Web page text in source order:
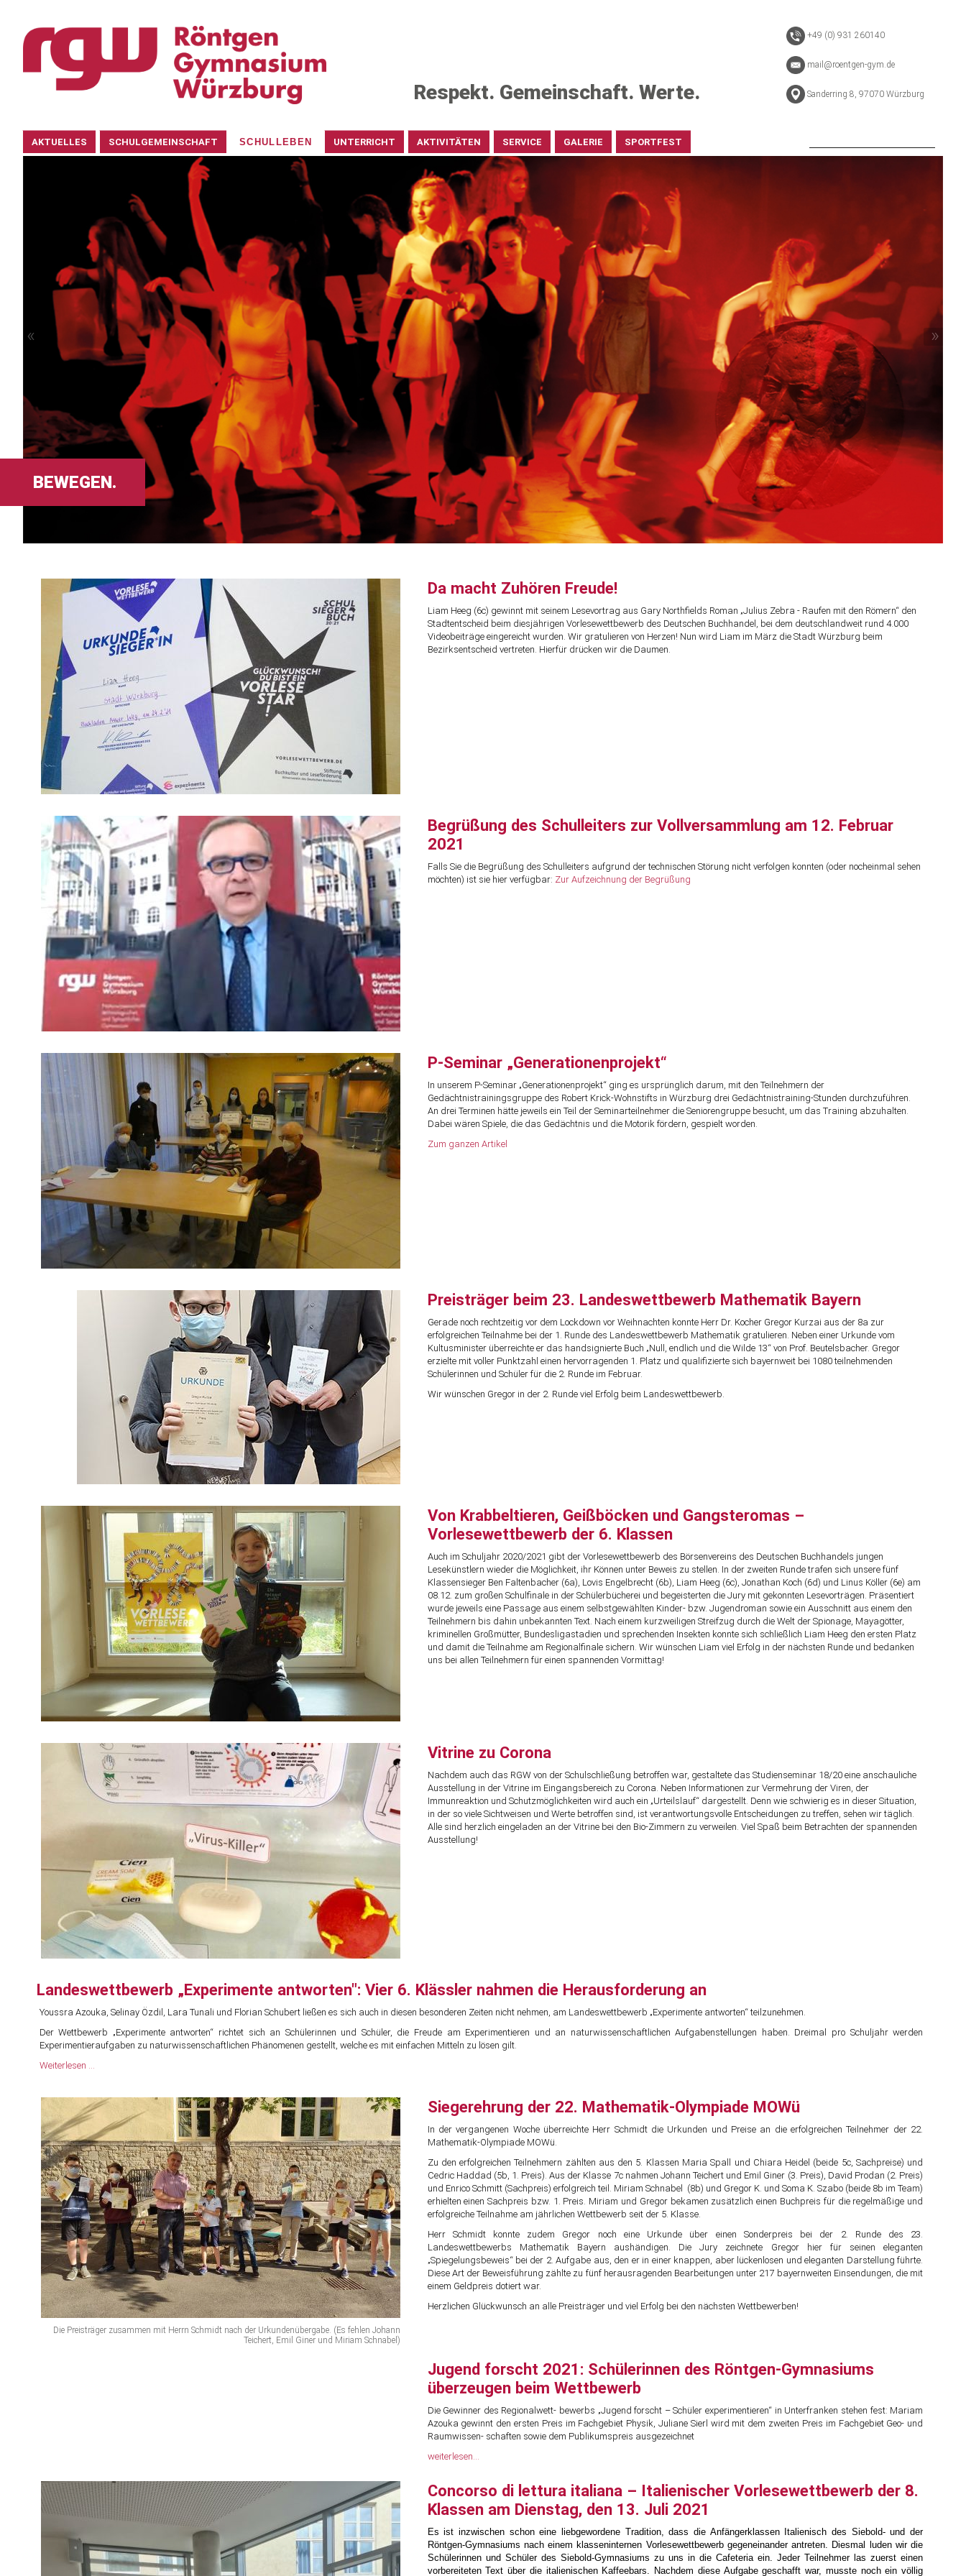
Respekt. Gemeinschaft. Werte.
+49 (0) 931 260140
mail@roentgen-gym.de
Sanderring 8, 97070 Würzburg
überspringen
AKTUELLES SCHULGEMEINSCHAFT SCHULLEBEN UNTERRICHT AKTIVITÄTEN SERVICE GALERIE SPORTFEST
EXPERIMENTIEREN.
« »
Da macht Zuhören Freude!
Liam Heeg (6c) gewinnt mit seinem Lesevortrag aus Gary Northfields Roman „Julius Zebra - Raufen mit den Römern“ den
Stadtentscheid beim diesjährigen Vorlesewettbewerb des Deutschen Buchhandel, bei dem deutschlandweit rund 4.000
Videobeiträge eingereicht wurden. Wir gratulieren von Herzen! Nun wird Liam im März die Stadt Würzburg beim
Bezirksentscheid vertreten. Hierfür drücken wir die Daumen.
Begrüßung des Schulleiters zur Vollversammlung am 12. Februar
2021
Falls Sie die Begrüßung des Schulleiters aufgrund der technischen Störung nicht verfolgen konnten (oder nocheinmal sehen
möchten) ist sie hier verfügbar: Zur Aufzeichnung der Begrüßung
P-Seminar „Generationenprojekt“
In unserem P-Seminar „Generationenprojekt“ ging es ursprünglich darum, mit den Teilnehmern der
Gedächtnistrainingsgruppe des Robert Krick-Wohnstifts in Würzburg drei Gedächtnistraining-Stunden durchzuführen.
An drei Terminen hätte jeweils ein Teil der Seminarteilnehmer die Seniorengruppe besucht, um das Training abzuhalten.
Dabei wären Spiele, die das Gedächtnis und die Motorik fördern, gespielt worden.
Zum ganzen Artikel
Preisträger beim 23. Landeswettbewerb Mathematik Bayern
Gerade noch rechtzeitig vor dem Lockdown vor Weihnachten konnte Herr Dr. Kocher Gregor Kurzai aus der 8a zur
erfolgreichen Teilnahme bei der 1. Runde des Landeswettbewerb Mathematik gratulieren. Neben einer Urkunde vom
Kultusminister überreichte er das handsignierte Buch „Null, endlich und die Wilde 13“ von Prof. Beutelsbacher. Gregor
erzielte mit voller Punktzahl einen hervorragenden 1. Platz und qualifizierte sich bayernweit bei 1080 teilnehmenden
Schülerinnen und Schüler für die 2. Runde im Februar.
Wir wünschen Gregor in der 2. Runde viel Erfolg beim Landeswettbewerb.
Von Krabbeltieren, Geißböcken und Gangsteromas –
Vorlesewettbewerb der 6. Klassen
Auch im Schuljahr 2020/2021 gibt der Vorlesewettbewerb des Börsenvereins des Deutschen Buchhandels jungen
Lesekünstlern wieder die Möglichkeit, ihr Können unter Beweis zu stellen. In der zweiten Runde trafen sich unsere fünf
Klassensieger Ben Faltenbacher (6a), Lovis Engelbrecht (6b), Liam Heeg (6c), Jonathan Koch (6d) und Linus Köller (6e) am
08.12. zum großen Schulfinale in der Schülerbücherei und begeisterten die Jury mit gekonnten Lesevorträgen. Präsentiert
wurde jeweils eine Passage aus einem selbstgewählten Kinder- bzw. Jugendroman sowie ein Ausschnitt aus einem den
Teilnehmern bis dahin unbekannten Text. Nach einem kurzweiligen Streifzug durch die Welt der Spionage, Mayagötter,
kriminellen Großmütter, Bundesligastadien und sprechenden Insekten konnte sich schließlich Liam Heeg den ersten Platz
und damit die Teilnahme am Regionalfinale sichern. Wir wünschen Liam viel Erfolg in der nächsten Runde und bedanken
uns bei allen Teilnehmern für einen spannenden Vormittag!
Vitrine zu Corona
Nachdem auch das RGW von der Schulschließung betroffen war, gestaltete das Studienseminar 18/20 eine anschauliche
Ausstellung in der Vitrine im Eingangsbereich zu Corona. Neben Informationen zur Vermehrung der Viren, der
Immunreaktion und Schutzmöglichkeiten wird auch ein „Urteilslauf“ dargestellt. Denn wie schwierig es in dieser Situation,
in der so viele Sichtweisen und Werte betroffen sind, ist verantwortungsvolle Entscheidungen zu treffen, sehen wir täglich.
Alle sind herzlich eingeladen an der Vitrine bei den Bio-Zimmern zu verweilen. Viel Spaß beim Betrachten der spannenden
Ausstellung!
Landeswettbewerb „Experimente antworten": Vier 6. Klässler nahmen die Herausforderung an
Youssra Azouka, Selinay Özdil, Lara Tunali und Florian Schubert ließen es sich auch in diesen besonderen Zeiten nicht nehmen, am Landeswettbewerb „Experimente antworten“ teilzunehmen.
Der Wettbewerb „Experimente antworten“ richtet sich an Schülerinnen und Schüler, die Freude am Experimentieren und an naturwissenschaftlichen Aufgabenstellungen haben. Dreimal pro Schuljahr werden
Experimentieraufgaben zu naturwissenschaftlichen Phänomenen gestellt, welche es mit einfachen Mitteln zu lösen gilt.
Weiterlesen …
Vier
Klässler
nahmen
die
Herausforderung
an
Die Preisträger zusammen mit Herrn Schmidt nach der Urkundenübergabe. (Es fehlen Johann
Teichert, Emil Giner und Miriam Schnabel)
Siegerehrung der 22. Mathematik-Olympiade MOWü
In der vergangenen Woche überreichte Herr Schmidt die Urkunden und Preise an die erfolgreichen Teilnehmer der 22.
Mathematik-Olympiade MOWü.
Zu den erfolgreichen Teilnehmern zählten aus den 5. Klassen Maria Spall und Chiara Heidel (beide 5c, Sachpreise) und
Cedric Haddad (5b, 1. Preis). Aus der Klasse 7c nahmen Johann Teichert und Emil Giner (3. Preis), David Prodan (2. Preis)
und Enrico Schmitt (Sachpreis) erfolgreich teil. Miriam Schnabel (8b) und Gregor K. und Soma K. Szabo (beide 8b im Team)
erhielten einen Sachpreis bzw. 1. Preis. Miriam und Gregor bekamen zusätzlich einen Buchpreis für die regelmäßige und
erfolgreiche Teilnahme am jährlichen Wettbewerb seit der 5. Klasse.
Herr Schmidt konnte zudem Gregor noch eine Urkunde über einen Sonderpreis bei der 2. Runde des 23.
Landeswettbewerbs Mathematik Bayern aushändigen. Die Jury zeichnete Gregor hier für seinen eleganten
„Spiegelungsbeweis“ bei der 2. Aufgabe aus, den er in einer knappen, aber lückenlosen und eleganten Darstellung führte.
Diese Art der Beweisführung zählte zu fünf herausragenden Bearbeitungen unter 217 bayernweiten Einsendungen, die mit
einem Geldpreis dotiert war.
Herzlichen Glückwunsch an alle Preisträger und viel Erfolg bei den nächsten Wettbewerben!
Jugend forscht 2021: Schülerinnen des Röntgen-Gymnasiums
überzeugen beim Wettbewerb
Die Gewinner des Regionalwett- bewerbs „Jugend forscht – Schüler experimentieren“ in Unterfranken stehen fest: Mariam
Azouka gewinnt den ersten Preis im Fachgebiet Physik, Juliane Sierl wird mit dem zweiten Preis im Fachgebiet Geo- und
Raumwissen- schaften sowie dem Publikumspreis ausgezeichnet
weiterlesen...
Concorso di lettura italiana – Italienischer Vorlesewettbewerb der 8.
Klassen am Dienstag, den 13. Juli 2021
Es ist inzwischen schon eine liebgewordene Tradition, dass die Anfängerklassen Italienisch des Siebold- und der
Röntgen-Gymnasiums nach einem klasseninternen Vorlesewettbewerb gegeneinander antreten. Diesmal luden wir die
Schülerinnen und Schüler des Siebold-Gymnasiums zu uns in die Cafeteria ein. Jeder Teilnehmer las zuerst einen
vorbereiteten Text über die italienischen Kaffeebars. Nachdem diese Aufgabe geschafft war, musste noch ein völlig